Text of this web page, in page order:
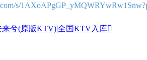
s/
来兮(原版KTV)|全国KTV入库